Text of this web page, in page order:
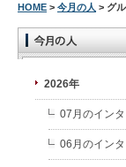
HOME > 今月の人 > グ
2026年
07月のイン
06月のイン